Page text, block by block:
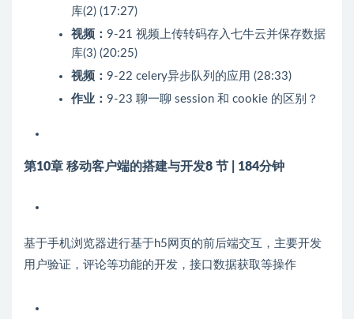
库(2) (17:27)
视频： 9-21 视频上传转码存入七牛云并保存数据
库(3) (20:25)
视频： 9-22 celery异步队列的应用 (28:33)
作业： 9-23 聊一聊 session 和 cookie 的区别？
第10章 移动客户端的搭建与开发8 节 | 184分钟
基于手机浏览器进行基于h5网页的前后端交互，主要开发
用户验证，评论等功能的开发，接口数据获取等操作